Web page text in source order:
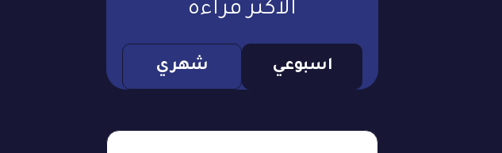
الأكثر قراءة
اسبوعي شهري